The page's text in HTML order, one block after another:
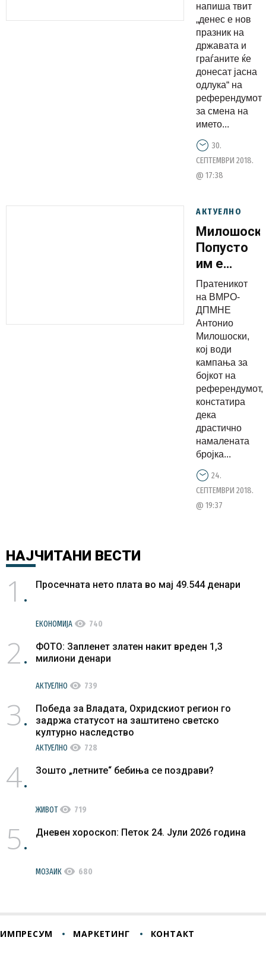
виде
бројки го
избриша
напиша твит
„денес е нов
празник на
државата и
граѓаните ќе
донесат јасна
одлука“ на
референдумот
за смена на
името...
30.
СЕПТЕМВРИ 2018.
@ 17:38
АКТУЕЛНО
Попусто
им е
скапата
болните и
Пратеникот
на ВМРО-
ДПМНЕ
Антонио
Милошоски,
кој води
кампања за
бојкот на
референдумот,
констатира
дека
драстично
намалената
бројка...
24.
СЕПТЕМВРИ 2018.
@ 19:37
НАЈЧИТАНИ ВЕСТИ
1 Просечната нето плата во мај 49.544 денари
ЕКОНОМИЈА visibility 740
2
ФОТО: Запленет златен накит вреден 1,3
милиони денари
АКТУЕЛНО visibility 739
3
Победа за Владата, Охридскиот регион го
задржа статусот на заштитено светско
културно наследство
АКТУЕЛНО visibility 728
4 Зошто „летните“ бебиња се поздрави?
ЖИВОТvisibility 719
5 Дневен хороскоп: Петок 24. Јули 2026 година
МОЗАИК visibility 680
ИМПРЕСУМ МАРКЕТИНГ КОНТАКТ